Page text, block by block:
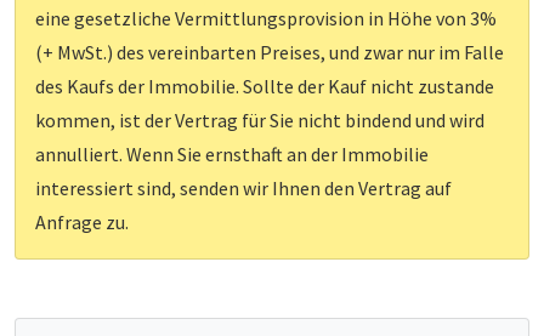
eine gesetzliche Vermittlungsprovision in Höhe von 3%
(+ MwSt.) des vereinbarten Preises, und zwar nur im Falle
des Kaufs der Immobilie. Sollte der Kauf nicht zustande
kommen, ist der Vertrag für Sie nicht bindend und wird
annulliert. Wenn Sie ernsthaft an der Immobilie
interessiert sind, senden wir Ihnen den Vertrag auf
Anfrage zu.